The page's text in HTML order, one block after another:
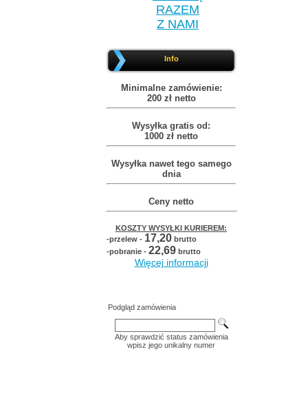
RAZEM
Z NAMI
Info
Minimalne zamówienie:
200 zł netto
Wysyłka gratis od:
1000 zł netto
Wysyłka nawet tego samego
dnia
Ceny netto
KOSZTY WYSYŁKI KURIEREM:
-przelew - 17,20 brutto
-pobranie - 22,69 brutto
Więcej informacji
Podgląd zamówienia
Aby sprawdzić status zamówienia
wpisz jego unikalny numer